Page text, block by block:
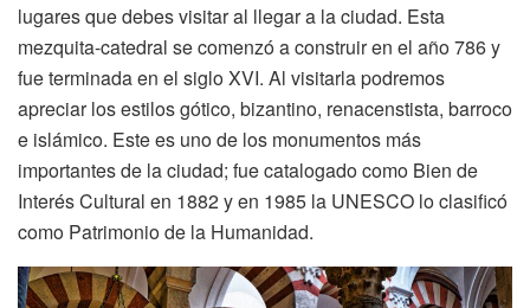
lugares que debes visitar al llegar a la ciudad. Esta
mezquita-catedral se comenzó a construir en el año 786 y
fue terminada en el siglo XVI. Al visitarla podremos
apreciar los estilos gótico, bizantino, renacenstista, barroco
e islámico. Este es uno de los monumentos más
importantes de la ciudad; fue catalogado como Bien de
Interés Cultural en 1882 y en 1985 la UNESCO lo clasificó
como Patrimonio de la Humanidad.